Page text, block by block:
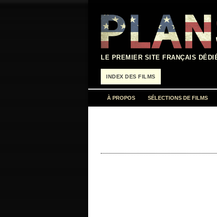
contenu
LE PREMIER SITE FRANÇAIS
INDEX DES FILMS
À PROPOS SÉLECTIONS DE FILMS